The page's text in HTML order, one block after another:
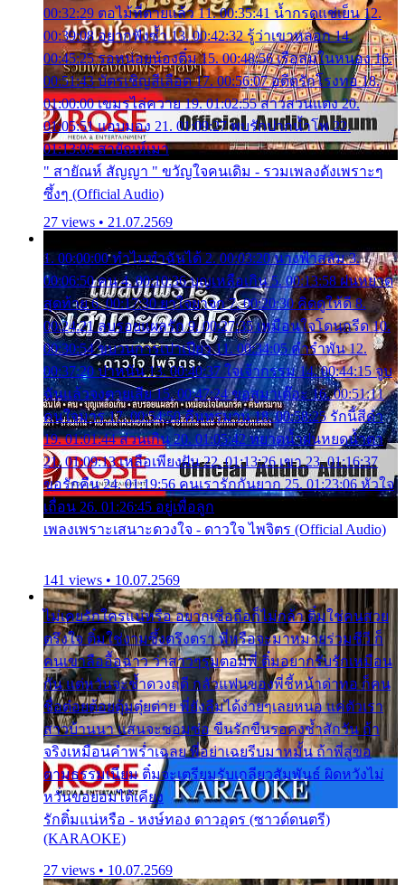
00:32:29 ตอไม้ที่ตายแล้ว 11. 00:35:41 น้ำกรดแช่เย็น 12.
00:39:08 อยากฟังซ้ำ 13. 00:42:32 รู้ว่าเขาหลอก 14.
00:45:25 รอหน่อยน้องติ๋ม 15. 00:48:56 เรือล่มในหนอง 16.
00:51:43 บัตรเชิญสีเลือด 17. 00:56:07 อดีตรักโรงทอ 18.
01:00:00 เขมรไล่ควาย 19. 01:02:55 สาวสวนแตง 20.
01:05:51 แอบมอง 21. 01:09:27 พบรักปากน้ำโพ 22.
01:13:06 สายัณห์เมา
" สายัณห์ สัญญา " ขวัญใจคนเดิม - รวมเพลงดังเพราะๆ
ซึ้งๆ (Official Audio)
27 views • 21.07.2569
1. 00:00:00 ทำไมทำฉันได้ 2. 00:03:20 นางฟ้าสลัม 3.
00:06:50 คน 4. 00:10:36 บุญเหลือเกิน 5. 00:13:58 ฝนหยาด
สุดท้าย 6. 00:17:30 ยาใจยาจก 7. 00:20:30 คิดดูให้ดี 8.
00:24:21 ลบรอยแผลรัก 9. 00:27:35 เหมือนใจโดนกรีด 10.
00:30:54 ขบวนการเปาเปียว 11. 00:34:05 คำรำพัน 12.
00:37:20 ปาหนัน 13. 00:40:37 ใจเจ้ากรรม 14. 00:44:15 จูบ
ฉันแล้วจงตายเสีย 15. 00:47:24 ขอสูมาเต๊อะ 16. 00:51:11
คนใจมาร 17. 00:54:50 คืนทรมาน 18. 00:58:25 รักนี้สีดำ
19. 01:01:44 ส่วนเกิน 20. 01:05:42 หยาดน้ำฝนหยดน้ำตา
21. 01:09:13 เหลือเพียงฝัน 22. 01:13:26 เขา 23. 01:16:37
ขอรักคืน 24. 01:19:56 คนเรารักกันยาก 25. 01:23:06 หัวใจ
เถื่อน 26. 01:26:45 อยู่เพื่อลูก
เพลงเพราะเสนาะดวงใจ - ดาวใจ ไพจิตร (Official Audio)
141 views • 10.07.2569
ไม่เคยรักใครแน่หรือ อยากเชื่อถือก็ไม่กล้า ติ๋มใช่คนสวย
ตรึงใจ ติ๋มใช่งามซึ้งตรึงตรา พี่หรือจะมาหมายร่วมชีวี ก็
คนเขาลืออื้อฉาว ว่าสาวๆรุมตอมพี่ ติ๋มอยากรับรักเหมือน
กัน แต่หวั่นจะช้ำดวงฤดี กลัวแฟนของพี่ชี้หน้าด่าทอ ก็คน
ชื่อต๋อยต้อยตุ้มตุ๋ยต่าย พี่ยังลืมได้ง่ายๆเลยหนอ แค่ตัวเรา
สาวบ้านนา แสนจะซอมซ่อ ขืนรักขืนรอคงช้ำสักวัน ถ้า
จริงเหมือนคำพร่ำเฉลย พี่อย่าเฉยรีบมาหมั้น ถ้าพี่สู่ขอ
ตามธรรมเนียม ติ๋มจะเตรียมรับเกลียวสัมพันธ์ ผิดหวังไม่
หวั่นขอยอมได้เคียง
รักติ๋มแน่หรือ - หงษ์ทอง ดาวอุดร (ซาวด์ดนตรี)
(KARAOKE)
27 views • 10.07.2569